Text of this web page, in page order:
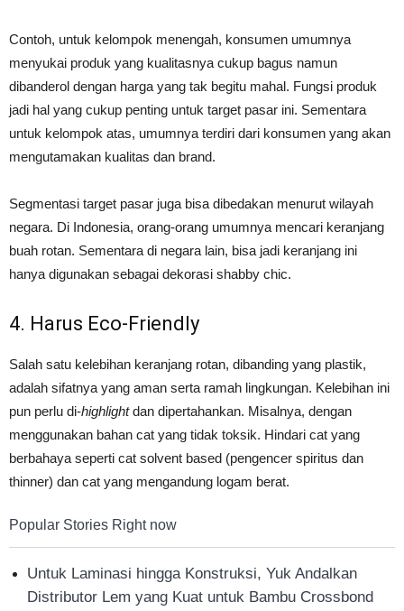
Contoh, untuk kelompok menengah, konsumen umumnya
menyukai produk yang kualitasnya cukup bagus namun
dibanderol dengan harga yang tak begitu mahal. Fungsi produk
jadi hal yang cukup penting untuk target pasar ini. Sementara
untuk kelompok atas, umumnya terdiri dari konsumen yang akan
mengutamakan kualitas dan brand.
Segmentasi target pasar juga bisa dibedakan menurut wilayah
negara. Di Indonesia, orang-orang umumnya mencari keranjang
buah rotan. Sementara di negara lain, bisa jadi keranjang ini
hanya digunakan sebagai dekorasi shabby chic.
4. Harus Eco-Friendly
Salah satu kelebihan keranjang rotan, dibanding yang plastik,
adalah sifatnya yang aman serta ramah lingkungan. Kelebihan ini
pun perlu di-highlightdan dipertahankan. Misalnya, dengan
menggunakan bahan cat yang tidak toksik. Hindari cat yang
berbahaya seperti cat solvent based (pengencer spiritus dan
thinner) dan cat yang mengandung logam berat.
Popular Stories Right now
Untuk Laminasi hingga Konstruksi, Yuk Andalkan
Distributor Lem yang Kuat untuk Bambu Crossbond